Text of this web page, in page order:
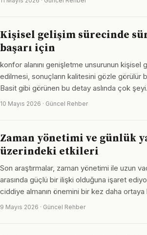
Kişisel gelişim sürecinde
başarı için
konfor alanını genişletme unsurunun kişisel
edilmesi, sonuçların kalitesini gözle görülür
Basit gibi görünen bu detay aslında çok
10 Mayıs 2026 · Güncel Rehber
Zaman yönetimi ve günlük
üzerindeki etkileri
Son araştırmalar, zaman yönetimi ile uzun
arasında güçlü bir ilişki olduğuna işaret
ciddiye almanın önemini bir kez daha
9 Mayıs 2026 · Güncel Rehber